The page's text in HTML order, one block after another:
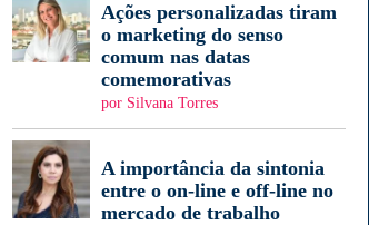
Ações personalizadas tiram
o marketing do senso
comum nas datas
comemorativas
por Silvana Torres
A importância da sintonia
entre o on-line e off-line no
mercado de trabalho